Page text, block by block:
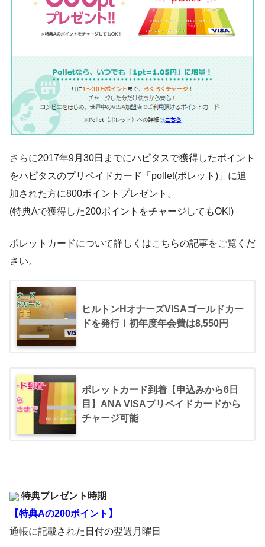
さらに2017年9月30日までにハピタスで獲得したポイント
をハピタスのプリペイドカード「pollet(ポレット)」に追
加された方に800ポイントプレゼント。
(特典Aで獲得した200ポイントをチャージしてもOK!)
ポレットカードについて詳しくはこちらの記事をご覧くだ
さい。
ヒルトンHオナーズVISAゴールドカー
ドを発行！初年度年会費は8,550円
ポレットカード到着【申込みから6日
目】ANA VISAプリペイドカードから
チャージ可能
特典プレゼント時期
【特典Aの200ポイント】
通帳に記載された日付の翌週月曜日